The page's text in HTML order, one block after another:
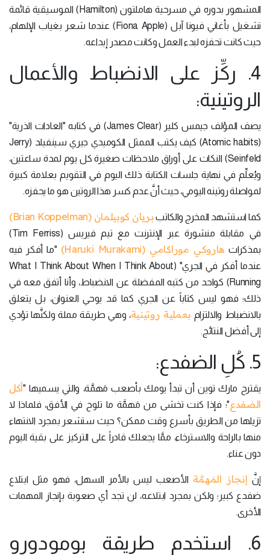
المشهور بدوره في مسرحية هاملتون (Hamilton) الموسيقية قائمة
تشغيل بأغاني فيونا آبل (Fiona Apple) عندما شعر بغياب الإلهام،
حيث كانت تحفزه لبدء العمل وكانت مصدر إبداعه.
4. ركِّز على الانضباط والأعمال
الروتينية:
يصف المؤلف جيمس كلير (James Clear) في كتابه "العادات الذرية"
(Atomic habits) كيف يكتب الممثل الكوميدي جيري سينفيلد (Jerry
Seinfeld) النكات على أوراق ملاحظات صغيرة كل يوم لمدة ساعتين،
ويُعلِّم في نهاية جلسات الكتابة ذلك اليوم في التقويم بعلامة كبيرة
لمواصلة روتينه اليومي، حيث أنَّ عدم كسر هذا الروتين هو ما يحفزه.
كما استشهد المخرج والكاتببريان كوبيلمان (Brian Koppelman)
في مقابلة منشورة عبر الإنترنت مع تيم فيريس (Tim Ferriss)
بمذكرات هاروكي موراكامي (Haruki Murakami)
"ما أفكر فيه
عندما أفكر في الجري" (What I Think About When I Think About
Running) كواحد من كتبه المفضلة عن الانضباط، وأنا أتفق معه في
ذلك؛ فهو ليس كتاباً عن الجري كما قد يوحي العنوان، بل يتعلق
بالانضباط والالتزام بعملية روتينية، وهي طريقة مملة ولكنَّها تؤدي
إلى أفضل النتائج.
5. كُلِ الضفدع:
يقترح مارك توين أن تبدأ يومك بأصعب مَهمَّة، والتي يسميها "أكل
الضفدع"؛ فإذا كنت تخشى من مَهمَّة ما تلوح في الأفق، فلماذا لا
تزيلها من الطريق بأسرع وقت ممكن؟ حيث ستشعر بمجرد الانتهاء
منها بالراحة والاسترخاء، ممَّا يجعلك قادراً على التركيز على بقية اليوم
دون عناء.
إنَّ إنجاز المَهمَّة الأصعب ليس بالأمر السهل، فهو مثل ابتلاع
ضفدع كبير؛ ولكن بمجرد ابتلاعه، لن تجد أي صعوبة بإنجاز المهمات
الأخرى.
6. استخدم طريقة بومودورو